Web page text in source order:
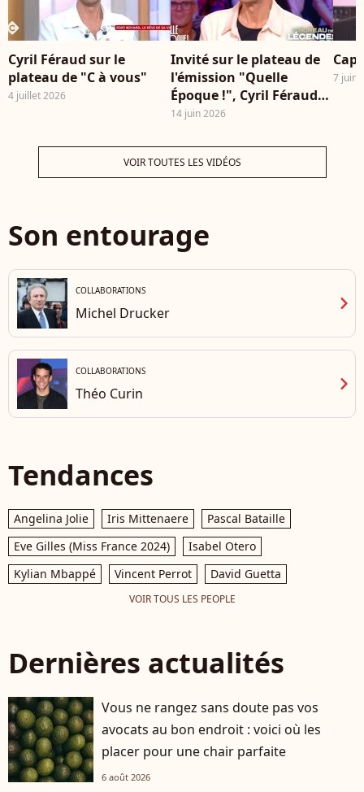
Cyril Féraud sur le
plateau de "C à vous"
4 juillet 2026
Invité sur le plateau de
l'émission "Quelle
Époque !", Cyril Féraud
est revenu sur son rôle
dont l'arrivée de son fils
Tim a transformé son
14 juin 2026
7 juin
VOIR TOUTES LES VIDÉOS
Son entourage
COLLABORATIONS
Michel Drucker chevron_right
COLLABORATIONS
Théo Curin chevron_right
Tendances
Angelina Jolie Iris Mittenaere
Pascal Bataille
Eve Gilles (Miss France 2024)
Isabel Otero
Kylian Mbappé
Vincent Perrot David Guetta
VOIR TOUS LES PEOPLE
Dernières actualités
Vous ne rangez sans doute pas vos
avocats au bon endroit : voici où les
placer pour une chair parfaite
6 août 2026